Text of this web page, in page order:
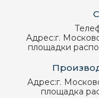
Адрес:г.
площадки
Адрес:г.
площадка